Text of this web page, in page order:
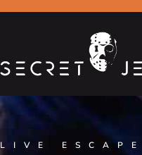
LIVE